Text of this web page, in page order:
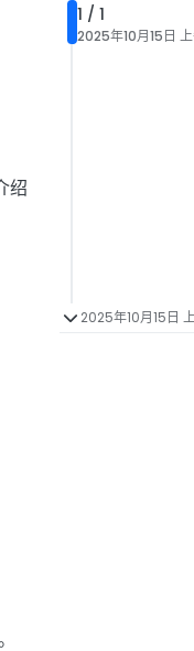
绍
1 / 1
2025年10月15日
2025年10月15日